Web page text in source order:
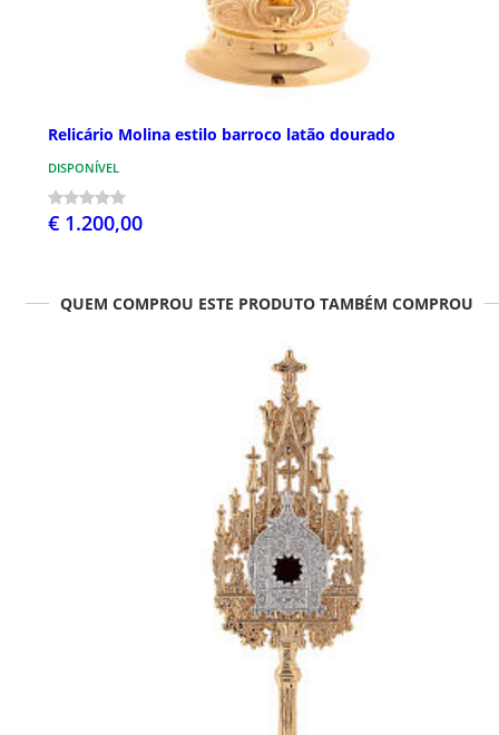
Relicário Molina estilo barroco latão dourado
DISPONÍVEL
€ 1.200,00
QUEM COMPROU ESTE PRODUTO TAMBÉM COMPROU